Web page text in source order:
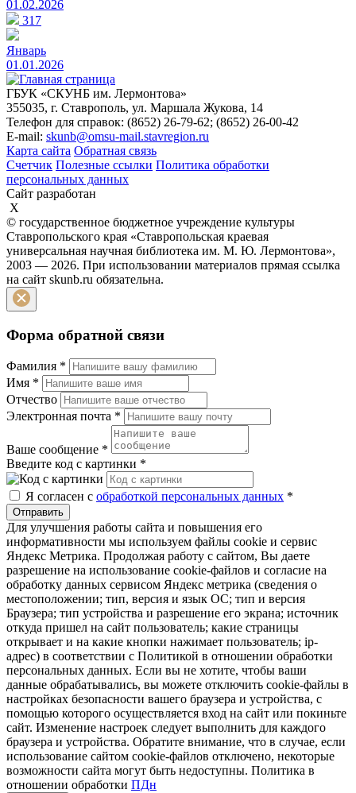
01.02.2026
317
Январь
01.01.2026
ГБУК «СКУНБ им. Лермонтова»
355035, г. Ставрополь, ул. Маршала Жукова, 14
Телефон для справок: (8652) 26-79-62; (8652) 26-00-42
E-mail: skunb@omsu-mail.stavregion.ru
Карта сайта Обратная связь
Счетчик Полезные ссылки Политика обработки
персональных данных
Сайт разработан
X
© государственное бюджетное учреждение культуры
Ставропольского края «Ставропольская краевая
универсальная научная библиотека им. М. Ю. Лермонтова»,
2003 — 2026. При использовании материалов прямая ссылка
на сайт skunb.ru обязательна.
Форма обратной связи
Фамилия *
Имя *
Отчество
Электронная почта *
Ваше сообщение *
Введите код с картинки *
Я согласен с обработкой персональных данных *
Отправить
Для улучшения работы сайта и повышения его
информативности мы используем файлы cookie и сервис
Яндекс Метрика. Продолжая работу с сайтом, Вы даете
разрешение на использование cookie-файлов и согласие на
обработку данных сервисом Яндекс метрика (сведения о
местоположении; тип, версия и язык ОС; тип и версия
Браузера; тип устройства и разрешение его экрана; источник
откуда пришел на сайт пользователь; какие страницы
открывает и на какие кнопки нажимает пользователь; ip-
адрес) в соответствии с Политикой в отношении обработки
персональных данных. Если вы не хотите, чтобы ваши
данные обрабатывались, вы можете отключить cookie-файлы в
настройках безопасности вашего браузера и устройства, с
помощью которого осуществляется вход на сайт или покиньте
сайт. Изменение настроек следует выполнить для каждого
браузера и устройства. Обратите внимание, что в случае, если
использование сайтом cookie-файлов отключено, некоторые
возможности сайта могут быть недоступны. Политика в
отношении обработки ПДн